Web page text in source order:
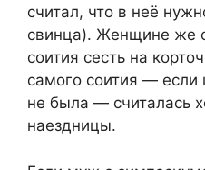
считал, что в неё
свинца). Женщине же
соития сесть на
самого соития —
не была — считалась
наездницы.